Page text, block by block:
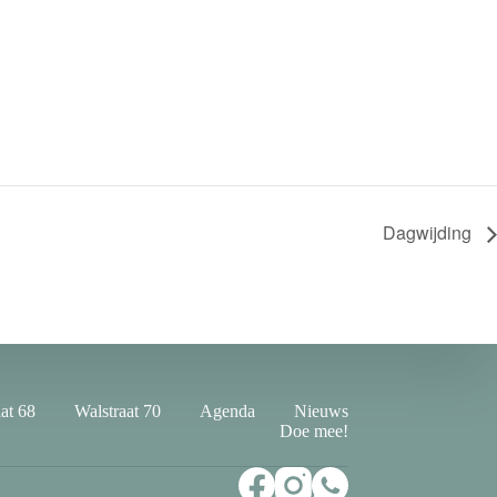
Dagwijding
68 Walstraat 70 Agenda
Nieuws
Doe mee!